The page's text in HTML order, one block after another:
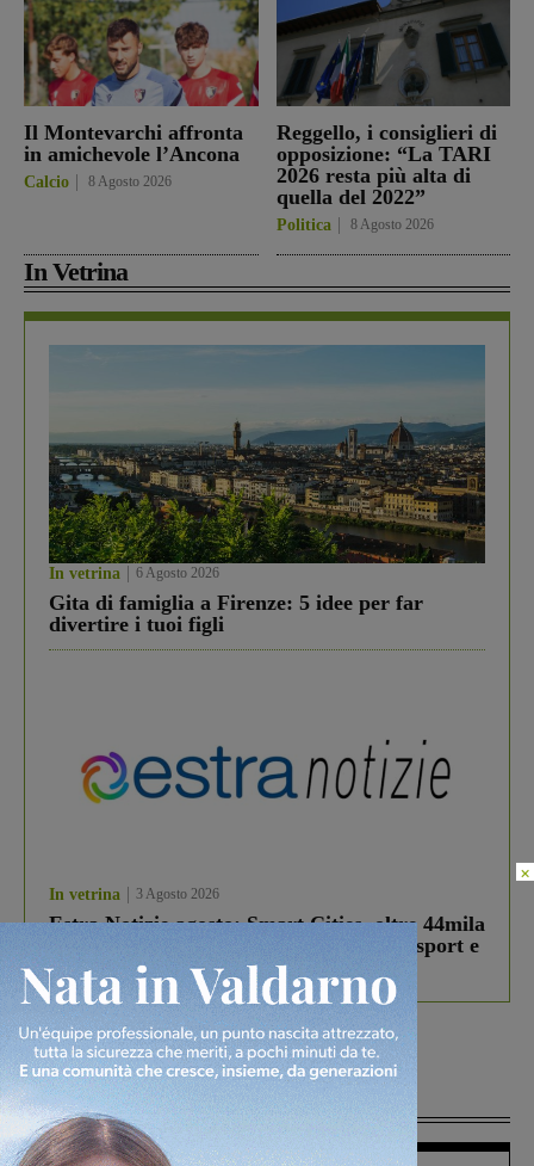
Il Montevarchi affronta
in amichevole l’Ancona
Calcio 8 Agosto 2026
Reggello, i consiglieri di
opposizione: “La TARI
2026 resta più alta di
quella del 2022”
Politica 8 Agosto 2026
In Vetrina
In vetrina 6 Agosto 2026
Gita di famiglia a Firenze: 5 idee per far
divertire i tuoi figli
In vetrina 3 Agosto 2026
Estra Notizie agosto: Smart Cities, oltre 44mila
studenti coinvolti, torna il bando per lo sport e
debutta il podcast Estrair
Più lette
×